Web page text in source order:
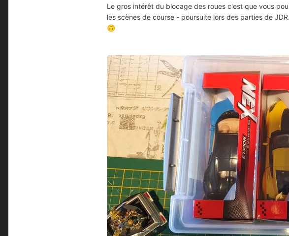
Le gros intérêt du blocage des roues c'est que vous
les scènes de course - poursuite lors des parties de JDR.
🙃